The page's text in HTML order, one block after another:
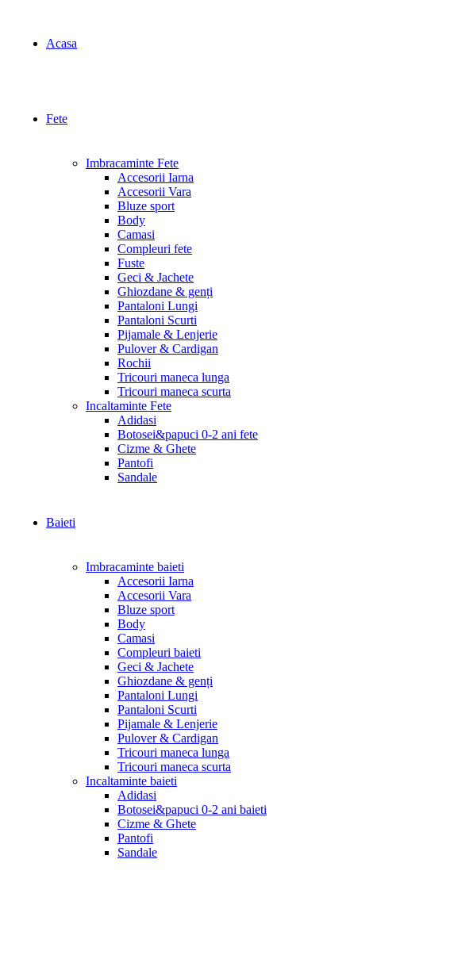
Acasa
Fete
Imbracaminte Fete
Accesorii Iarna
Accesorii Vara
Bluze sport
Body
Camasi
Compleuri fete
Fuste
Geci & Jachete
Ghiozdane & genți
Pantaloni Lungi
Pantaloni Scurti
Pijamale & Lenjerie
Pulover & Cardigan
Rochii
Tricouri maneca lunga
Tricouri maneca scurta
Incaltaminte Fete
Adidasi
Botosei&papuci 0-2 ani fete
Cizme & Ghete
Pantofi
Sandale
Baieti
Imbracaminte baieti
Accesorii Iarna
Accesorii Vara
Bluze sport
Body
Camasi
Compleuri baieti
Geci & Jachete
Ghiozdane & genți
Pantaloni Lungi
Pantaloni Scurti
Pijamale & Lenjerie
Pulover & Cardigan
Tricouri maneca lunga
Tricouri maneca scurta
Incaltaminte baieti
Adidasi
Botosei&papuci 0-2 ani baieti
Cizme & Ghete
Pantofi
Sandale